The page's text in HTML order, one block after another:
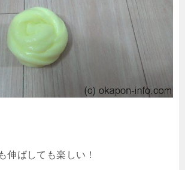
伸ばしても楽しい！